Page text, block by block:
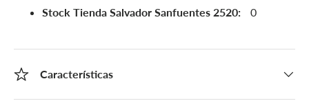
Stock Tienda Salvador Sanfuentes 2520:
0
Características